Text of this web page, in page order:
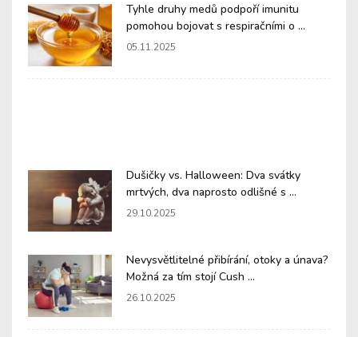
Tyhle druhy medů podpoří imunitu
pomohou bojovat s respiračními o ...
05.11.2025
Dušičky vs. Halloween: Dva svátky
mrtvých, dva naprosto odlišné s ...
29.10.2025
Nevysvětlitelné přibírání, otoky a únava?
Možná za tím stojí Cush ...
26.10.2025